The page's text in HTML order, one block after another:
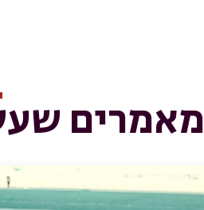
מאמרים